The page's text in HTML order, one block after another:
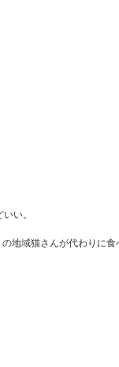
い。
地域猫さんが代わりに食